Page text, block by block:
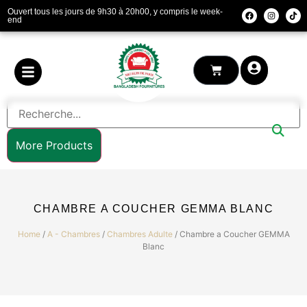
Ouvert tous les jours de 9h30 à 20h00, y compris le week-
end
More Products
CHAMBRE A COUCHER GEMMA BLANC
Home/ A - Chambres/ Chambres Adulte/ Chambre a Coucher GEMMA
Blanc